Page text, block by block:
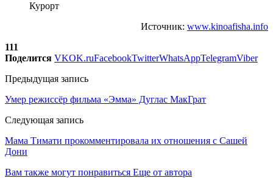
Курорт
Источник: www.kinoafisha.info
111
Поделится VKOK.ruFacebookTwitterWhatsAppTelegramViber
Предыдущая запись
Умер режиссёр фильма «Эмма» Дуглас МакГрат
Следующая запись
Мама Тимати прокомментировала их отношения с Сашей
Дони
Вам также могут понравиться Еще от автора